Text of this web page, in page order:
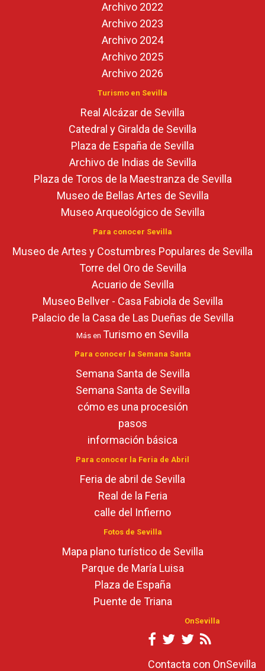
Archivo 2022
Archivo 2023
Archivo 2024
Archivo 2025
Archivo 2026
Turismo en Sevilla
Real Alcázar de Sevilla
Catedral y Giralda de Sevilla
Plaza de España de Sevilla
Archivo de Indias de Sevilla
Plaza de Toros de la Maestranza de Sevilla
Museo de Bellas Artes de Sevilla
Museo Arqueológico de Sevilla
Para conocer Sevilla
Museo de Artes y Costumbres Populares de Sevilla
Torre del Oro de Sevilla
Acuario de Sevilla
Museo Bellver - Casa Fabiola de Sevilla
Palacio de la Casa de Las Dueñas de Sevilla
Más en Turismo en Sevilla
Para conocer la Semana Santa
Semana Santa de Sevilla
Semana Santa de Sevilla
cómo es una procesión
pasos
información básica
Para conocer la Feria de Abril
Feria de abril de Sevilla
Real de la Feria
calle del Infierno
Fotos de Sevilla
Mapa plano turístico de Sevilla
Parque de María Luisa
Plaza de España
Puente de Triana
OnSevilla
Contacta con OnSevilla